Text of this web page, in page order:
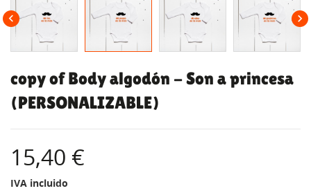
 
copy of Body algodón - Son a princesa
(PERSONALIZABLE)
15,40 €
IVA incluido